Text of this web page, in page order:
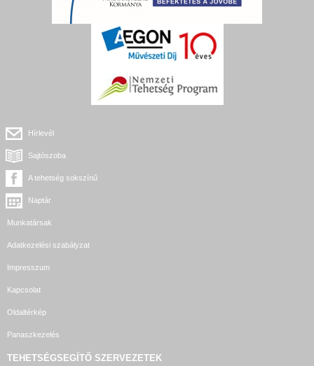
Hírlevél
Sajtószoba
A tehetség sokszínű
Naptár
Munkatársak
Adatkezelési szabályzat
Impresszum
Kapcsolat
Oldaltérkép
Panaszkezelés
TEHETSÉGSEGÍTŐ SZERVEZETEK